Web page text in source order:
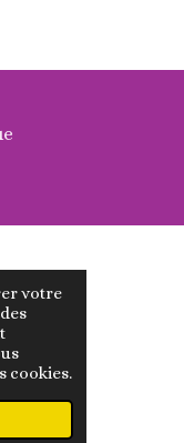
votre
cookies.